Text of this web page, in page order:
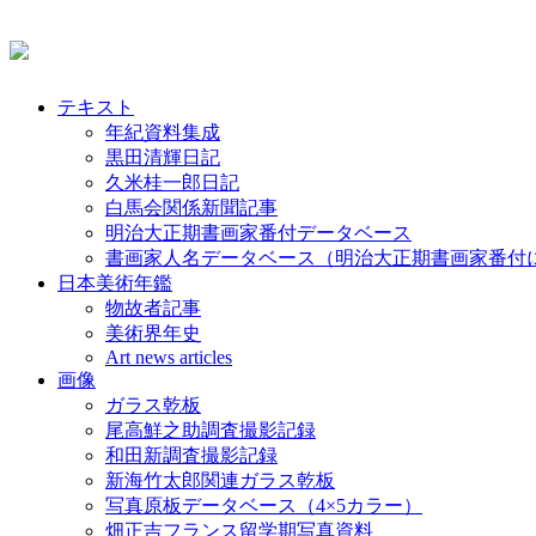
テキスト
年紀資料集成
黒田清輝日記
久米桂一郎日記
白馬会関係新聞記事
明治大正期書画家番付データベース
書画家人名データベース（明治大正期書画家番付
日本美術年鑑
物故者記事
美術界年史
Art news articles
画像
ガラス乾板
尾高鮮之助調査撮影記録
和田新調査撮影記録
新海竹太郎関連ガラス乾板
写真原板データベース（4×5カラー）
畑正吉フランス留学期写真資料